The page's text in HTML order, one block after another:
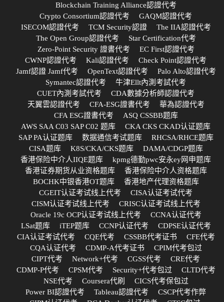
Blockchain Training Alliance認證代考
Crypto Consortium認證代考
GAQM認證代考
ISECOM認證代考
TCM Security認證
The IIA認證代考
The Open Group認證代考
Star Certification代考
Zero-Point Security 證書代考
EC First認證代考
CWNP認證代考
Kali認證代考
Check Point認證代考
Jamf認證 Jamf代考
OpenText認證代考
Palo Alto認證代考
Symantec認證代考
牛津Ellt內測考試代考
CUET內測考試代考
CDA數據分析師認證代考
天翼雲認證代考
CFA-ESG證書代考
華為認證代考
CFA ESG證書代考
ASQ CSSBB题库
AWS SAA C03 SAP C02 题库
CKA CKS CKAD认证题库
SAP PA认证题库
数据通信考试题库
RHCSA/RHCE题库
CISA题库
K8S/CKA/CKS题库
DAMA/CDGP题库
香港保险中介人IIQE题库
kpmg德勤pwc安永ey网申题库
香港证券期货从业资格题库
香港保险中介人资格题库
BOCHK中银香港OT题库
香港地产代理资格题库
CGEIT认证考试线上代考
CISA认证考试代考
CISM认证考试线上代考
CRISC认证考试线上代考
Oracle 19c OCP认证考试线上代考
CCNA认证代考
LSat题库
iTEP题库 CCNP认证代考
CDPSE认证代考
CIA认证考试代考
CQE代考 CSSBB代考证书
CFE代考
CQA认证代考
CDMP-A代考证书
CPIM代考包过
CIPT代考
Network+代考 CGSS代考
CRE代考
CDMP-P代考
CPSM代考 Security+代考包过
CLTD代考
NSE代考
Coursera代刷
CICS代考保包过
Power BI認證代考
Tableau認證代考
CSCP代考作弊